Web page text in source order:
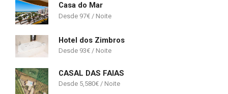
Casa do Mar
97€
Hotel dos Zimbros
93€
CASAL DAS FAIAS
5,580€